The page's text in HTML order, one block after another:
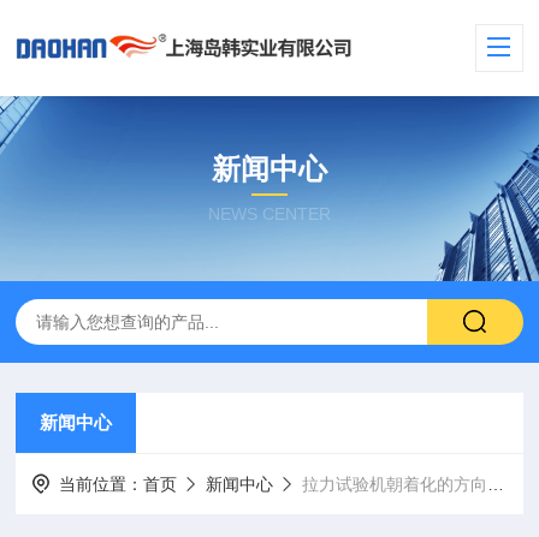
新闻中心
NEWS CENTER
新闻中心
当前位置：首页 新闻中心 拉力试验机朝着化的方向迈进